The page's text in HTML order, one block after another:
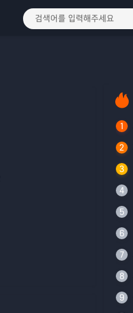
1
2
3
4
5
6
7
8
9